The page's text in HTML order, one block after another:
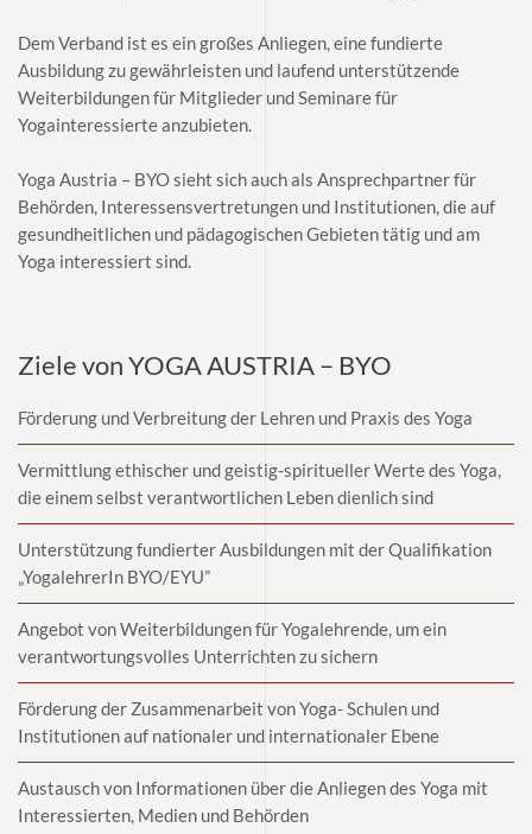
Dem Verband ist es ein großes Anliegen, eine fundierte
Ausbildung zu gewährleisten und laufend unterstützende
Weiterbildungen für Mitglieder und Seminare für
Yogainteressierte anzubieten.
Yoga Austria – BYO sieht sich auch als Ansprechpartner für
Behörden, Interessensvertretungen und Institutionen, die auf
gesundheitlichen und pädagogischen Gebieten tätig und am
Yoga interessiert sind.
Ziele von YOGA AUSTRIA – BYO
Förderung und Verbreitung der Lehren und Praxis des Yoga
Vermittlung ethischer und geistig-spiritueller Werte des Yoga,
die einem selbst verantwortlichen Leben dienlich sind
Unterstützung fundierter Ausbildungen mit der Qualifikation
„YogalehrerIn BYO/EYU”
Angebot von Weiterbildungen für Yogalehrende, um ein
verantwortungsvolles Unterrichten zu sichern
Förderung der Zusammenarbeit von Yoga- Schulen und
Institutionen auf nationaler und internationaler Ebene
Austausch von Informationen über die Anliegen des Yoga mit
Interessierten, Medien und Behörden